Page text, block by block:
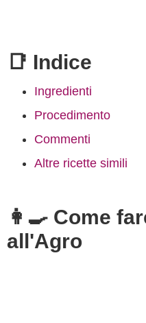
📑 Indice
Ingredienti
Procedimento
Commenti
Altre ricette simili
👩‍🍳 Come
all'Agro